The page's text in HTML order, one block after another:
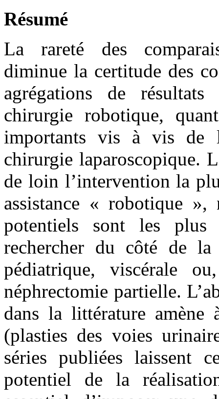
Résumé
La rareté des
diminue la certitude des
agrégations de
chirurgie robotique,
importants vis à vis de
chirurgie laparoscopique.
de loin l’intervention la
assistance « robotique »,
potentiels sont les
rechercher du côté de
pédiatrique, viscérale
néphrectomie partielle.
dans la littérature amène
(plasties des voies
séries publiées laissent
potentiel de la